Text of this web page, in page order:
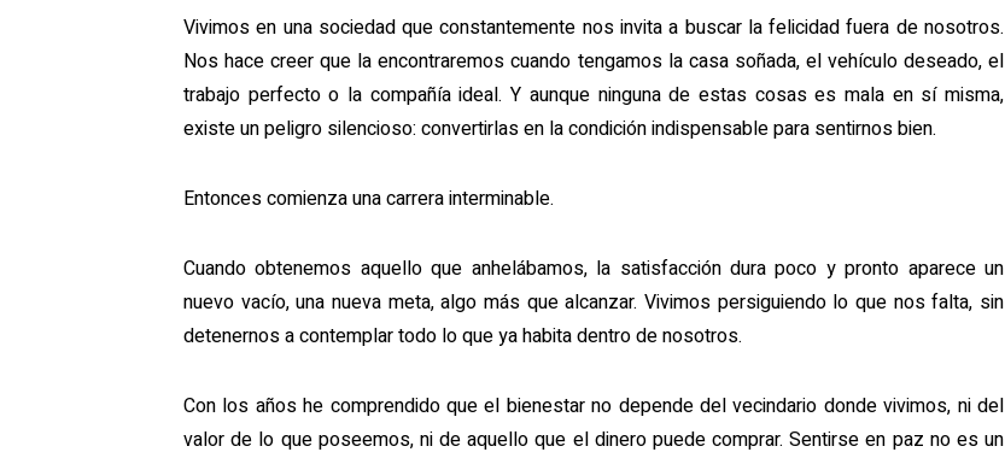
Vivimos en una sociedad que constantemente nos invita a buscar la felicidad fuera de nosotros.
Nos hace creer que la encontraremos cuando tengamos la casa soñada, el vehículo deseado, el
trabajo perfecto o la compañía ideal. Y aunque ninguna de estas cosas es mala en sí misma,
existe un peligro silencioso: convertirlas en la condición indispensable para sentirnos bien.
Entonces comienza una carrera interminable.
Cuando obtenemos aquello que anhelábamos, la satisfacción dura poco y pronto aparece un
nuevo vacío, una nueva meta, algo más que alcanzar. Vivimos persiguiendo lo que nos falta, sin
detenernos a contemplar todo lo que ya habita dentro de nosotros.
Con los años he comprendido que el bienestar no depende del vecindario donde vivimos, ni del
valor de lo que poseemos, ni de aquello que el dinero puede comprar. Sentirse en paz no es un